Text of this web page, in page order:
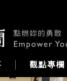
觀點專欄